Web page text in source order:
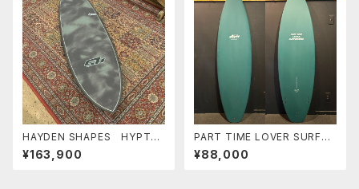
HAYDEN SHAPES HYPTO
KRYPTO FUTURE FLEX TIE
DYE GREEN NEW COLOR ヘ
¥163,900
PART TIME LOVER SURFB
OARDS 『THE NEIGHBOR』
6’2” HP SHORT
¥88,000